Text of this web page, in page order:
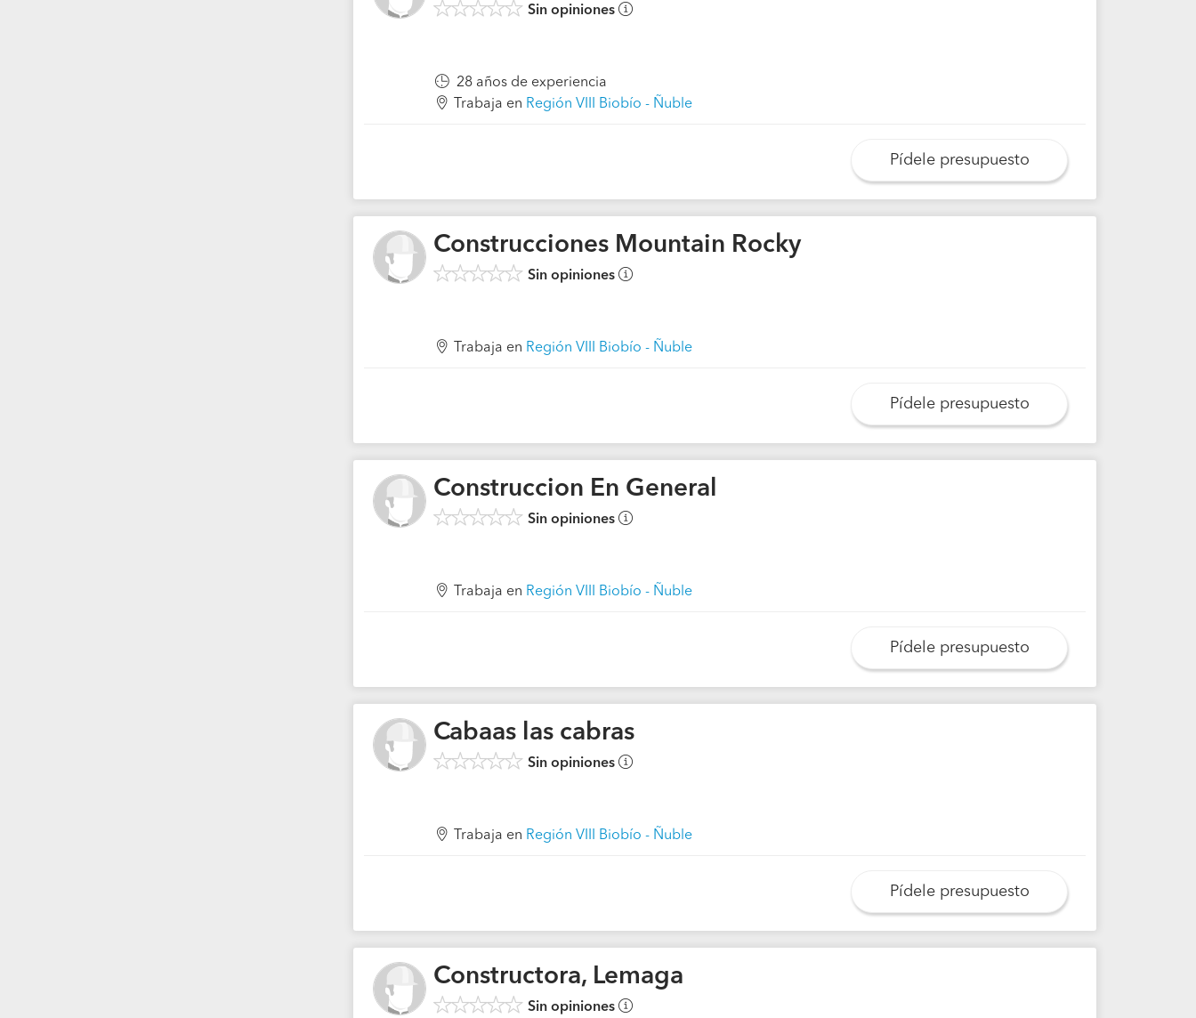
Sin opiniones
28 años de experiencia
Trabaja en Región VIII Biobío - Ñuble
Pídele presupuesto
Construcciones Mountain Rocky
Sin opiniones
Trabaja en Región VIII Biobío - Ñuble
Pídele presupuesto
Construccion En General
Sin opiniones
Trabaja en Región VIII Biobío - Ñuble
Pídele presupuesto
Cabaas las cabras
Sin opiniones
Trabaja en Región VIII Biobío - Ñuble
Pídele presupuesto
Constructora, Lemaga
Sin opiniones